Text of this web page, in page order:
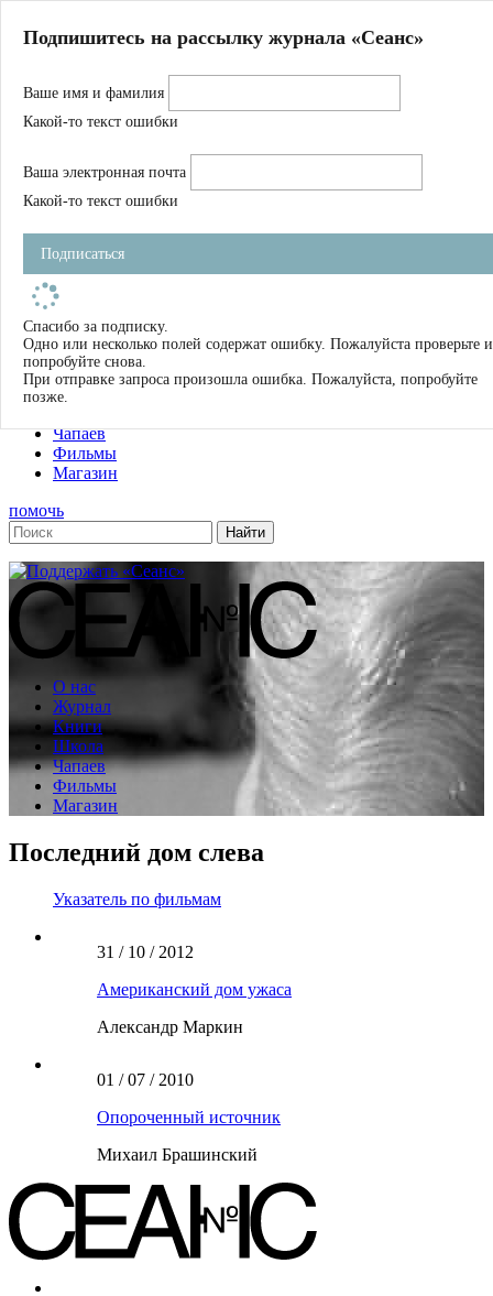
Магазин
Журнал
Школа
Устав
Фильмы
Имена
Тэги
О нас
Журнал
Книги
Чапаев
Фильмы
Магазин
помочь
О нас
Журнал
Книги
Школа
Чапаев
Фильмы
Магазин
Последний дом слева
Указатель по фильмам
31 / 10 / 2012
Американский дом ужаса
Александр Маркин
01 / 07 / 2010
Опороченный источник
Михаил Брашинский
Подпишитесь на рассылку журнала «Сеанс»
Ваше имя и фамилия
Какой-то текст ошибки
Ваша электронная почта
Какой-то текст ошибки
Подписаться
Спасибо за подписку.
Одно или несколько полей содержат ошибку. Пожалуйста проверьте и
попробуйте снова.
При отправке запроса произошла ошибка. Пожалуйста, попробуйте
позже.